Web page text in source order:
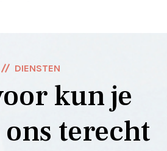
DIENSTEN
kun je
terecht